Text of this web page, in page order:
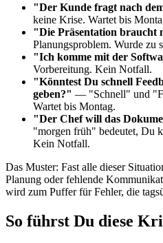
"Der Kunde fragt nach
keine Krise. Wartet bis
"Die Präsentation braucht
Planungsproblem. Wurde zu
"Ich komme mit der
Vorbereitung. Kein Notfall.
"Könntest Du schnell
geben?" — "Schnell" und
Wartet bis Montag.
"Der Chef will das
"morgen früh" bedeutet, Du
Kein Notfall.
Das Muster: Fast alle dieser
Planung oder fehlende
wird zum Puffer für Fehler, die
So führst Du diese